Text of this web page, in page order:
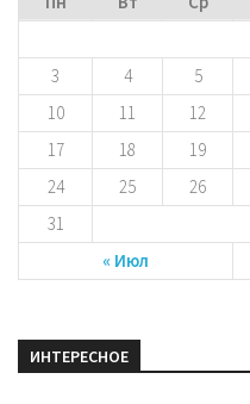
« Июл
3
4 5
10
11 12
17
18 19
24
25 26
31
ИНТЕРЕСНОЕ